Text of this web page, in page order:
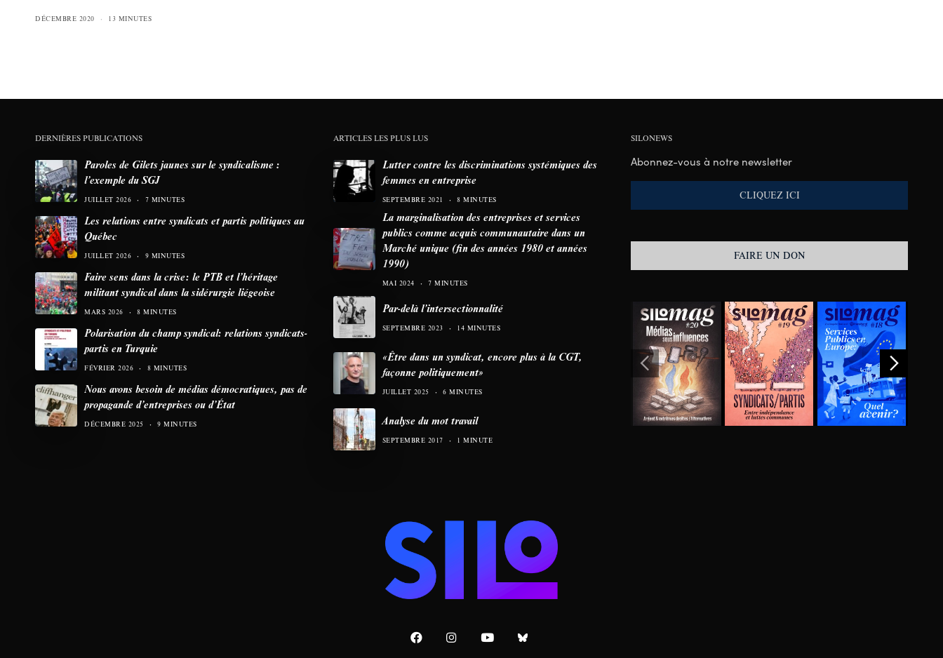
DÉCEMBRE 2020 13 MINUTES
DERNIÈRES PUBLICATIONS
Paroles de Gilets jaunes sur le syndicalisme :
l’exemple du SGJ
JUILLET 2026 7 MINUTES
Les relations entre syndicats et partis politiques au
Québec
JUILLET 2026 9 MINUTES
Faire sens dans la crise: le PTB et l’héritage
militant syndical dans la sidérurgie liégeoise
MARS 2026 8 MINUTES
Polarisation du champ syndical: relations syndicats-
partis en Turquie
FÉVRIER 2026 8 MINUTES
Nous avons besoin de médias démocratiques, pas de
propagande d’entreprises ou d’État
DÉCEMBRE 2025 9 MINUTES
ARTICLES LES PLUS LUS
Lutter contre les discriminations systémiques des
femmes en entreprise
SEPTEMBRE 2021 8 MINUTES
La marginalisation des entreprises et services
publics comme acquis communautaire dans un
Marché unique (fin des années 1980 et années
1990)
MAI 2024 7 MINUTES
Par-delà l’intersectionnalité
SEPTEMBRE 2023 14 MINUTES
«Être dans un syndicat, encore plus à la CGT,
façonne politiquement»
JUILLET 2025 6 MINUTES
Analyse du mot travail
SEPTEMBRE 2017 1 MINUTE
SILONEWS
Abonnez-vous à notre newsletter
CLIQUEZ ICI
FAIRE UN DON